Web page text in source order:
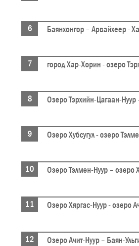
Баянхонгор – Арвайхеер -
город Хар-Хорин - озеро
Озеро Тэрхийн-Цагаан-Нуур
Озеро Хубсугул - озеро
Озеро Тэлмен-Нуур – озеро
Озеро Хяргас-Нуур - озеро
Озеро Ачит-Нуур – Баян-